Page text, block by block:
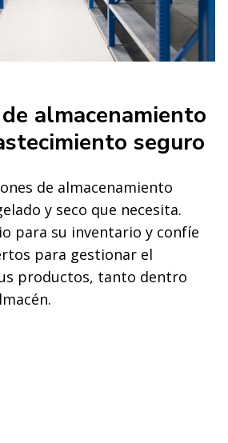
almacenamiento
seguro
de almacenamiento
y seco que necesita.
para su inventario y confíe
para gestionar el
productos, tanto dentro